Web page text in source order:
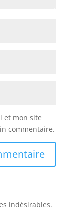
et mon site
commentaire.
indésirables.